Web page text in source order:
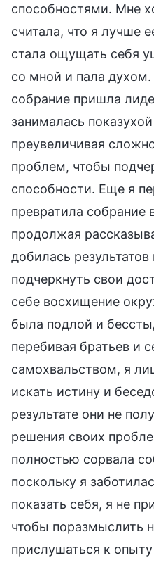
способностями. Мне
считала, что я лучше
стала ощущать себя
со мной и пала духом.
собрание пришла
занималась
преувеличивая
проблем, чтобы
способности. Еще я
превратила собрание
продолжая
добилась
подчеркнуть свои
себе восхищение
была подлой и
перебивая братьев и
самохвальством, я
искать истину и
результате они не
решения своих
полностью сорвала
поскольку я
показать себя, я не
чтобы поразмыслить
прислушаться к